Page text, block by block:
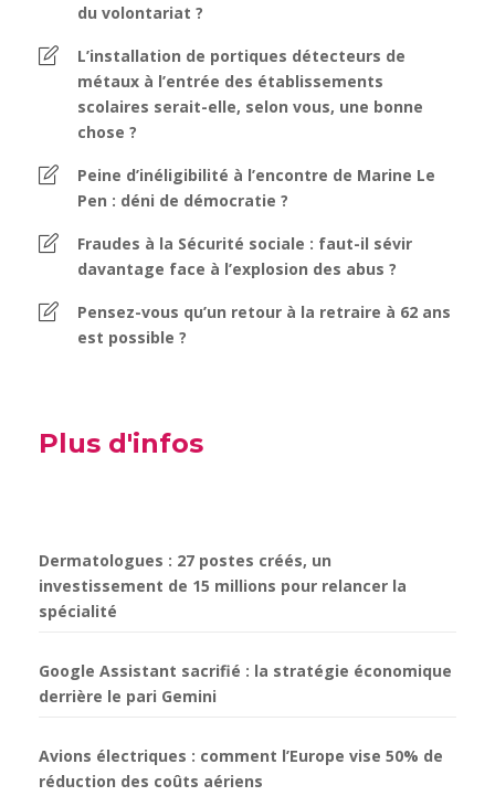
du volontariat ?
L’installation de portiques détecteurs de
métaux à l’entrée des établissements
scolaires serait-elle, selon vous, une bonne
chose ?
Peine d’inéligibilité à l’encontre de Marine Le
Pen : déni de démocratie ?
Fraudes à la Sécurité sociale : faut-il sévir
davantage face à l’explosion des abus ?
Pensez-vous qu’un retour à la retraire à 62 ans
est possible ?
Plus d'infos
Dermatologues : 27 postes créés, un
investissement de 15 millions pour relancer la
spécialité
Google Assistant sacrifié : la stratégie économique
derrière le pari Gemini
Avions électriques : comment l’Europe vise 50% de
réduction des coûts aériens